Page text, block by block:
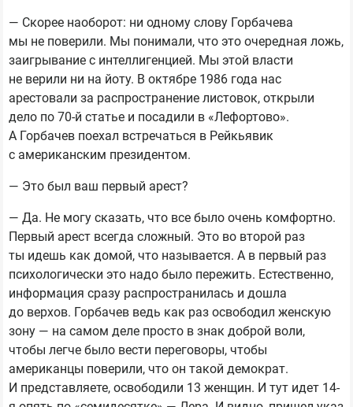
— Скорее наоборот: ни одному слову Горбачева
мы не поверили. Мы понимали, что это очередная ложь,
заигрывание с интеллигенцией. Мы этой власти
не верили ни на йоту. В октябре 1986 года нас
арестовали за распространение листовок, открыли
дело по 70-й статье и посадили в «Лефортово».
А Горбачев поехал встречаться в Рейкьявик
с американским президентом.
— Это был ваш первый арест?
— Да. Не могу сказать, что все было очень комфортно.
Первый арест всегда сложный. Это во второй раз
ты идешь как домой, что называется. А в первый раз
психологически это надо было пережить. Естественно,
информация сразу распространилась и дошла
до верхов. Горбачев ведь как раз освободил женскую
зону — на самом деле просто в знак доброй воли,
чтобы легче было вести переговоры, чтобы
американцы поверили, что он такой демократ.
И представляете, освободили 13 женщин. И тут идет 14-